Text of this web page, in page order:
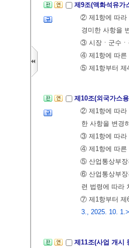
제9조(액화석유가
② 제1항에 따라
경미한 사항을
③ 시장ㆍ군수ㆍ
④ 제1항에 따른
⑤ 제1항부터 제
제10조(외국가스
② 제1항에 따라
한 사항을 변경
③ 제1항에 따라
④ 제1항에 따른
⑤ 산업통상부장
⑥ 산업통상부장
련 법령에 따라
⑦ 제1항부터 제
3., 2025. 10. 1.>
제11조(사업 개시